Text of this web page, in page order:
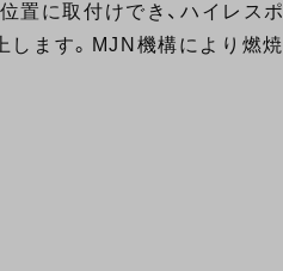
置に取付けでき、ハイレスポ
します。MJN機構により燃焼